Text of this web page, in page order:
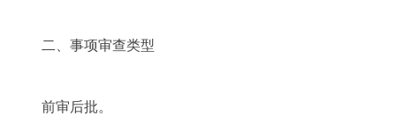
二、事项审查类型
前审后批。